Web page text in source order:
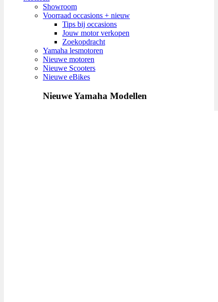
Showroom
Voorraad occasions + nieuw
Tips bij occasions
Jouw motor verkopen
Zoekopdracht
Yamaha lesmotoren
Nieuwe motoren
Nieuwe Scooters
Nieuwe eBikes
Nieuwe Yamaha Modellen